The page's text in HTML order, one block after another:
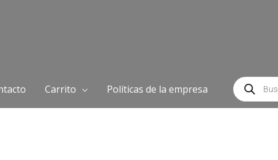
Carrito Políticas de la empresa
Búsqueda
de
productos